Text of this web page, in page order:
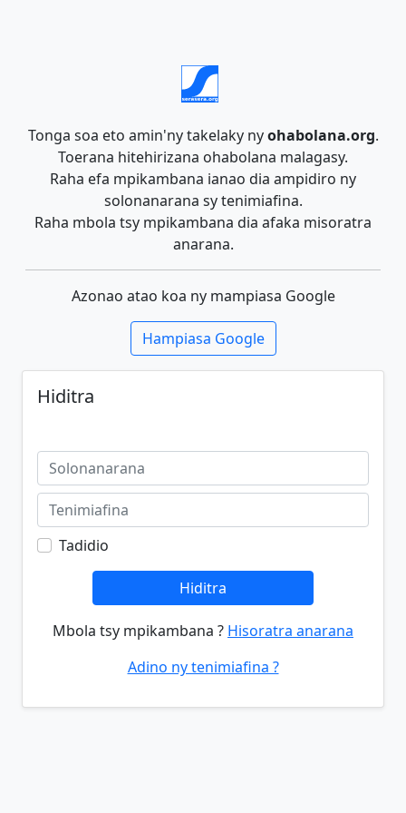
Tonga soa eto amin'ny takelaky nyohabolana.org.
Toerana hitehirizana ohabolana malagasy.
Raha efa mpikambana ianao dia ampidiro ny
solonanarana sy tenimiafina.
Raha mbola tsy mpikambana dia afaka misoratra
anarana.
Azonao atao koa ny mampiasa Google
Hampiasa Google
Hiditra
Tadidio
Hiditra
Mbola tsy mpikambana ? Hisoratra anarana
Adino ny tenimiafina ?